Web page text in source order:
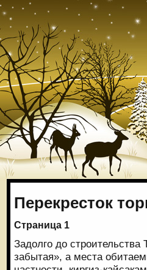
Перекресток
Страница 1
Задолго до
забытая», а места